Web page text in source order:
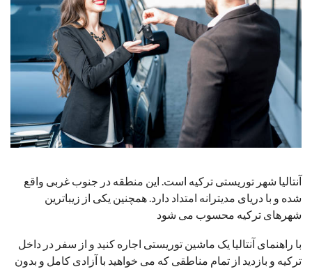
آنتالیا شهر توریستی ترکیه است. این منطقه در جنوب غربی واقع
شده و با دریای مدیترانه امتداد دارد. همچنین یکی از زیباترین
شهرهای ترکیه محسوب می شود
با راهنمای آنتالیا یک ماشین توریستی اجاره کنید و از سفر در داخل
ترکیه و بازدید از تمام مناطقی که می خواهید با آزادی کامل و بدون